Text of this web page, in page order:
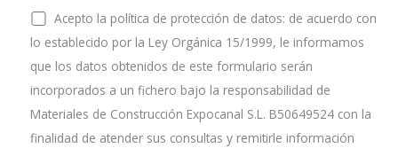
Acepto la política de protección de datos: de acuerdo con
lo establecido por la Ley Orgánica 15/1999, le informamos
que los datos obtenidos de este formulario serán
incorporados a un fichero bajo la responsabilidad de
Materiales de Construcción Expocanal S.L. B50649524 con la
finalidad de atender sus consultas y remitirle información